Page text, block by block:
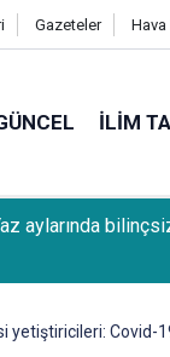
Gazeteler Hava
İLIM
aylarında
yetiştiricileri: Covid-